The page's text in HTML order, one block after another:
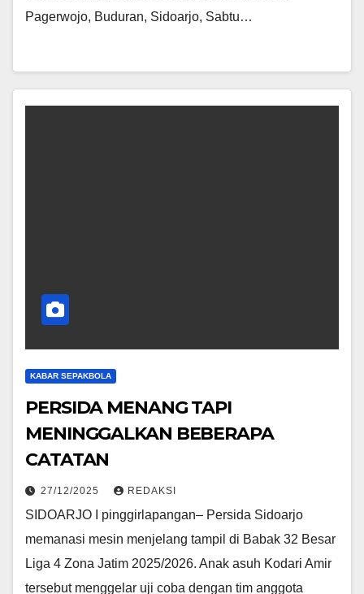
Pagerwojo, Buduran, Sidoarjo, Sabtu…
KABAR SEPAKBOLA
PERSIDA MENANG TAPI
MENINGGALKAN BEBERAPA
CATATAN
27/12/2025 REDAKSI
SIDOARJO I pinggirlapangan– Persida Sidoarjo
memanasi mesin menjelang tampil di Babak 32 Besar
Liga 4 Zona Jatim 2025/2026. Anak asuh Kodari Amir
tersebut menggelar uji coba dengan tim anggota